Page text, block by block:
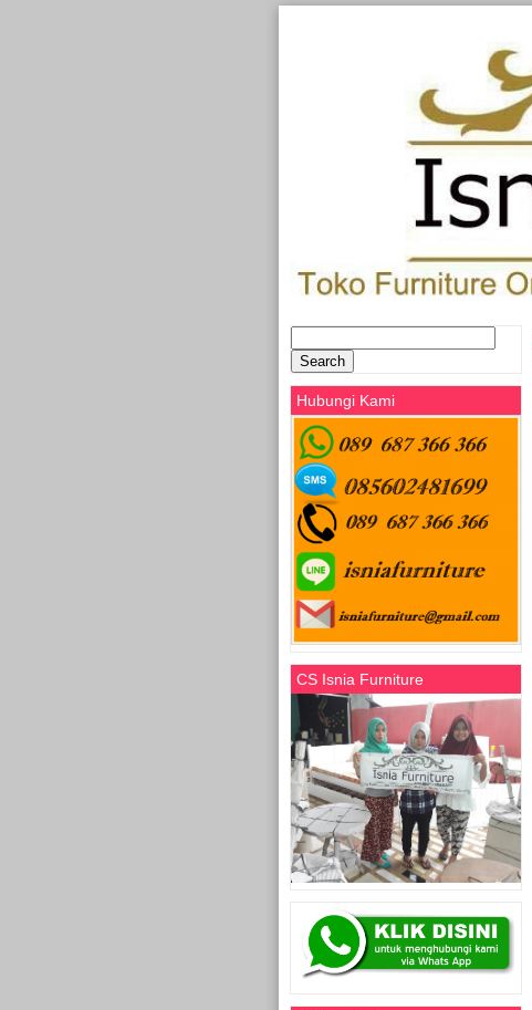
Search
for:
Hubungi Kami
CS Isnia Furniture